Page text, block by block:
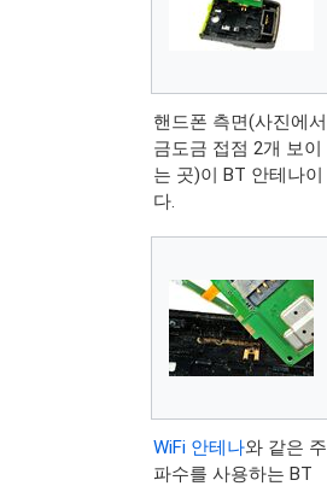
핸드폰 측면(사진에서
금도금 접점 2개 보이
는 곳)이 BT 안테나이
다.
WiFi 안테나와 같은 주
파수를 사용하는 BT